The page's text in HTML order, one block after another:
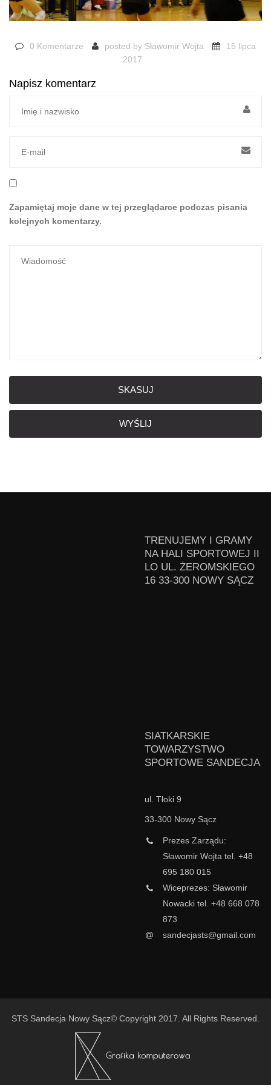
0 Komentarze posted by Sławomir Wojta
15 lipca
2017
Napisz komentarz
Zapamiętaj moje dane w tej przeglądarce podczas pisania
kolejnych komentarzy.
SKASUJ
WYŚLIJ
TRENUJEMY I GRAMY
NA HALI SPORTOWEJ II
LO UL. ŻEROMSKIEGO
16 33-300 NOWY SĄCZ
SIATKARSKIE
TOWARZYSTWO
SPORTOWE SANDECJA
ul. Tłoki 9
33-300 Nowy Sącz
Prezes Zarządu:
Sławomir Wojta tel. +48
695 180 015
Wiceprezes: Sławomir
Nowacki tel. +48 668 078
873
sandecjasts@gmail.com
STS Sandecja Nowy Sącz© Copyright 2017. All Rights Reserved.